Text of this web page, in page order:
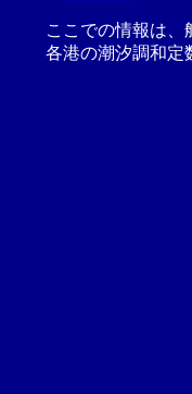
ここでの情報は
各港の潮汐調和定